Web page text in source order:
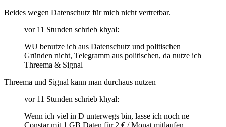
Beides wegen Datenschutz für mich nicht vertretbar.
vor 11 Stunden schrieb khyal:
WU benutze ich aus Datenschutz und politischen
Gründen nicht, Telegramm aus politischen, da nutze ich
Threema & Signal
Threema und Signal kann man durchaus nutzen
vor 11 Stunden schrieb khyal:
Wenn ich viel in D unterwegs bin, lasse ich noch ne
Constar mit 1 GB Daten für 2 € / Monat mitlaufen